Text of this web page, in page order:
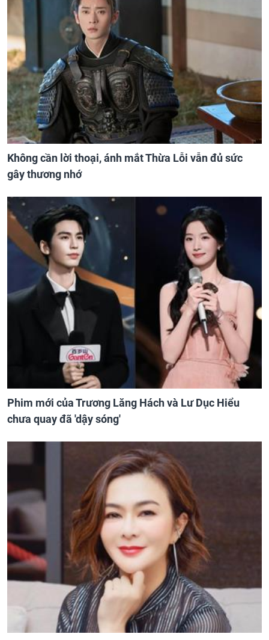
Không cần lời thoại, ánh mắt Thừa Lỗi vẫn đủ sức
gây thương nhớ
Phim mới của Trương Lăng Hách và Lư Dục Hiểu
chưa quay đã 'dậy sóng'